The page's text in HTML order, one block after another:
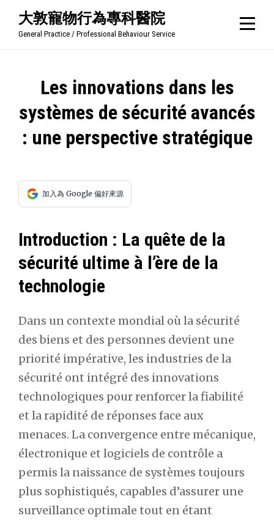
大敦寵物行為專科醫院
General Practice / Professional Behaviour Service
Les innovations dans les
systèmes de sécurité avancés
: une perspective stratégique
加入為 Google 偏好來源
Introduction : La quête de la
sécurité ultime à l’ère de la
technologie
Dans un contexte mondial où la sécurité
des biens et des personnes devient une
priorité impérative, les industries de la
sécurité ont intégré des innovations
technologiques pour renforcer la fiabilité
et la rapidité de réponses face aux
menaces. La convergence entre mécanique,
électronique et logiciels de contrôle a
permis la naissance de systèmes toujours
plus sophistiqués, capables d’assurer une
surveillance optimale tout en étant
章
導